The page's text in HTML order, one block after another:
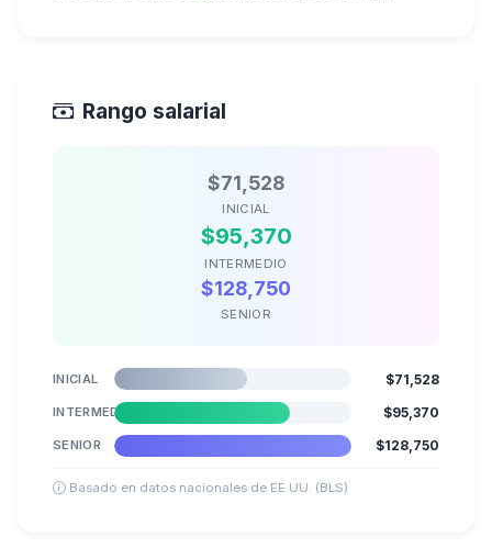
Rango salarial
$71,528
INICIAL
$95,370
INTERMEDIO
$128,750
SENIOR
INICIAL $71,528
INTERMEDIO $95,370
SENIOR $128,750
Basado en datos nacionales de EE.UU. (BLS)